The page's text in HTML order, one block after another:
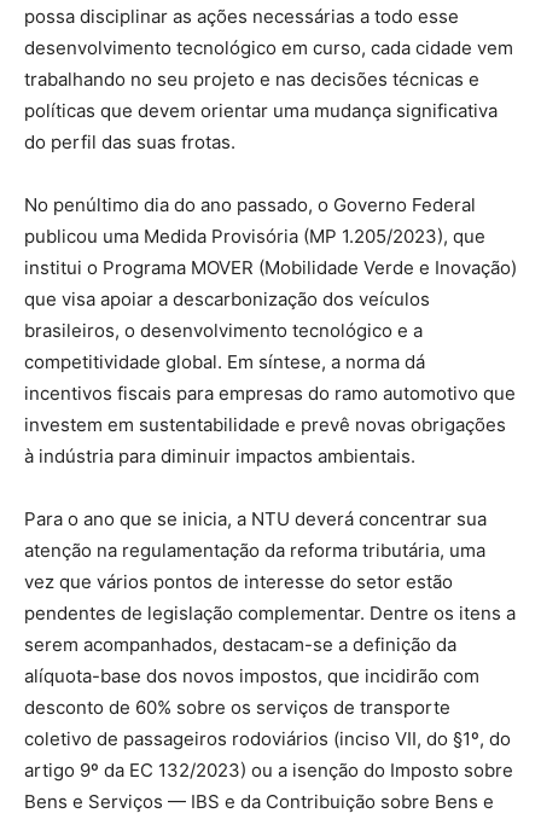
possa disciplinar as ações necessárias a todo esse
desenvolvimento tecnológico em curso, cada cidade vem
trabalhando no seu projeto e nas decisões técnicas e
políticas que devem orientar uma mudança significativa
do perfil das suas frotas.
No penúltimo dia do ano passado, o Governo Federal
publicou uma Medida Provisória (MP 1.205/2023), que
institui o Programa MOVER (Mobilidade Verde e Inovação)
que visa apoiar a descarbonização dos veículos
brasileiros, o desenvolvimento tecnológico e a
competitividade global. Em síntese, a norma dá
incentivos fiscais para empresas do ramo automotivo que
investem em sustentabilidade e prevê novas obrigações
à indústria para diminuir impactos ambientais.
Para o ano que se inicia, a NTU deverá concentrar sua
atenção na regulamentação da reforma tributária, uma
vez que vários pontos de interesse do setor estão
pendentes de legislação complementar. Dentre os itens a
serem acompanhados, destacam-se a definição da
alíquota-base dos novos impostos, que incidirão com
desconto de 60% sobre os serviços de transporte
coletivo de passageiros rodoviários (inciso VII, do §1º, do
artigo 9º da EC 132/2023) ou a isenção do Imposto sobre
Bens e Serviços — IBS e da Contribuição sobre Bens e